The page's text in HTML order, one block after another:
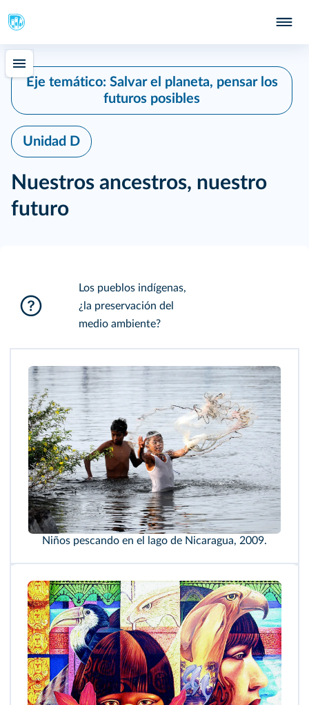
Eje temático: Salvar el planeta, pensar los
futuros posibles
Unidad D
Nuestros ancestros, nuestro
futuro
Los pueblos indígenas,
¿la preservación del
medio ambiente?
Niños pescando en el lago de Nicaragua, 2009.